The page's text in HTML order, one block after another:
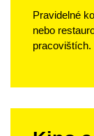
Pravidelné
nebo
pracovištích.